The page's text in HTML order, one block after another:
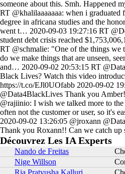
Découvrez Les IA Experts
Nando de Freitas
Nige Willson
Ria Pratyusha Kalluri